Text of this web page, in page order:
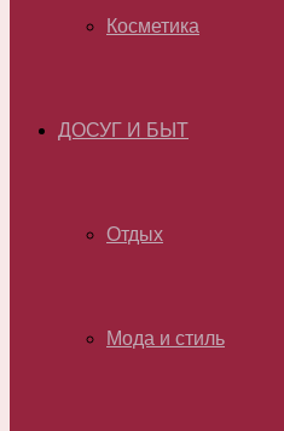
Косметика
ДОСУГ И БЫТ
Отдых
Мода и стиль